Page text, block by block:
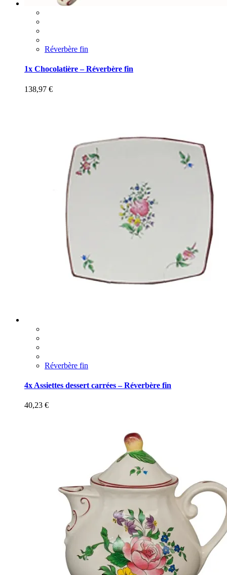
Réverbère fin
1x Chocolatière – Réverbère fin
138,97 €
Réverbère fin
4x Assiettes dessert carrées – Réverbère fin
40,23 €